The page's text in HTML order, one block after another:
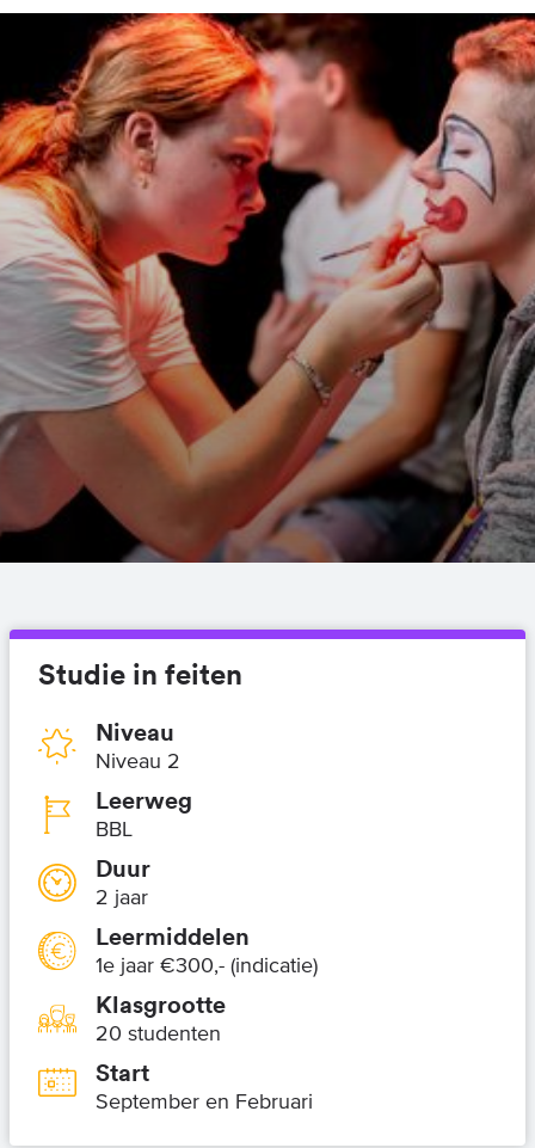
Studie in feiten
Niveau
Niveau 2
Leerweg
BBL
Duur
2 jaar
Leermiddelen
1e jaar €300,- (indicatie)
Klasgrootte
20 studenten
Start
September en Februari